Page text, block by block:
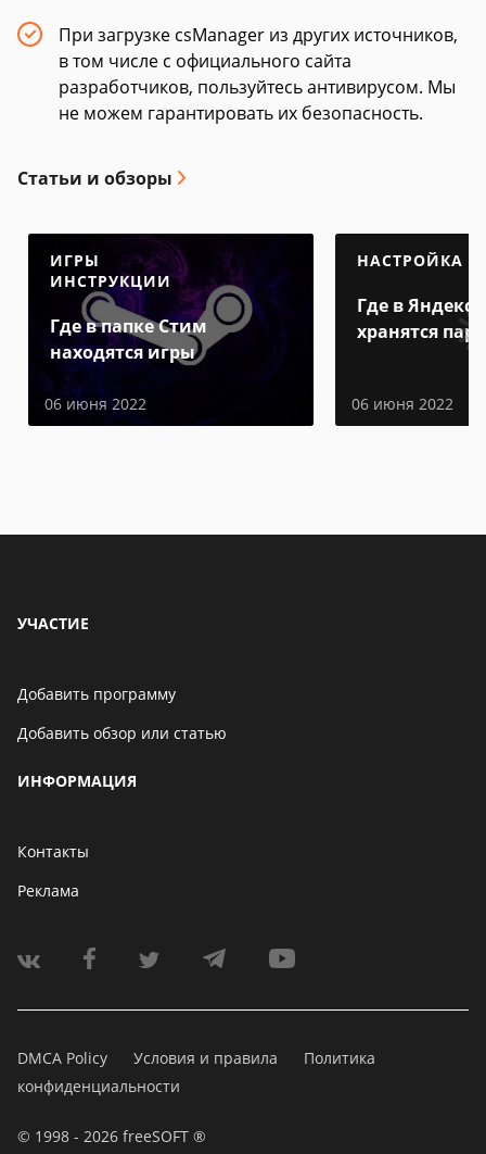
При загрузке csManager из других источников,
в том числе с официального сайта
разработчиков, пользуйтесь антивирусом. Мы
не можем гарантировать их безопасность.
Статьи и обзоры
ИГРЫ
ИНСТРУКЦИИ
Где в папке Стим
находятся игры
06 июня 2022
НАСТРОЙКА
Где в Яндекс
хранятся
06 июня 2022
УЧАСТИЕ
Добавить программу
Добавить обзор или статью
ИНФОРМАЦИЯ
Контакты
Реклама
DMCA Policy Условия и правила
Политика
конфиденциальности
© 1998 - 2026 freeSOFT ®